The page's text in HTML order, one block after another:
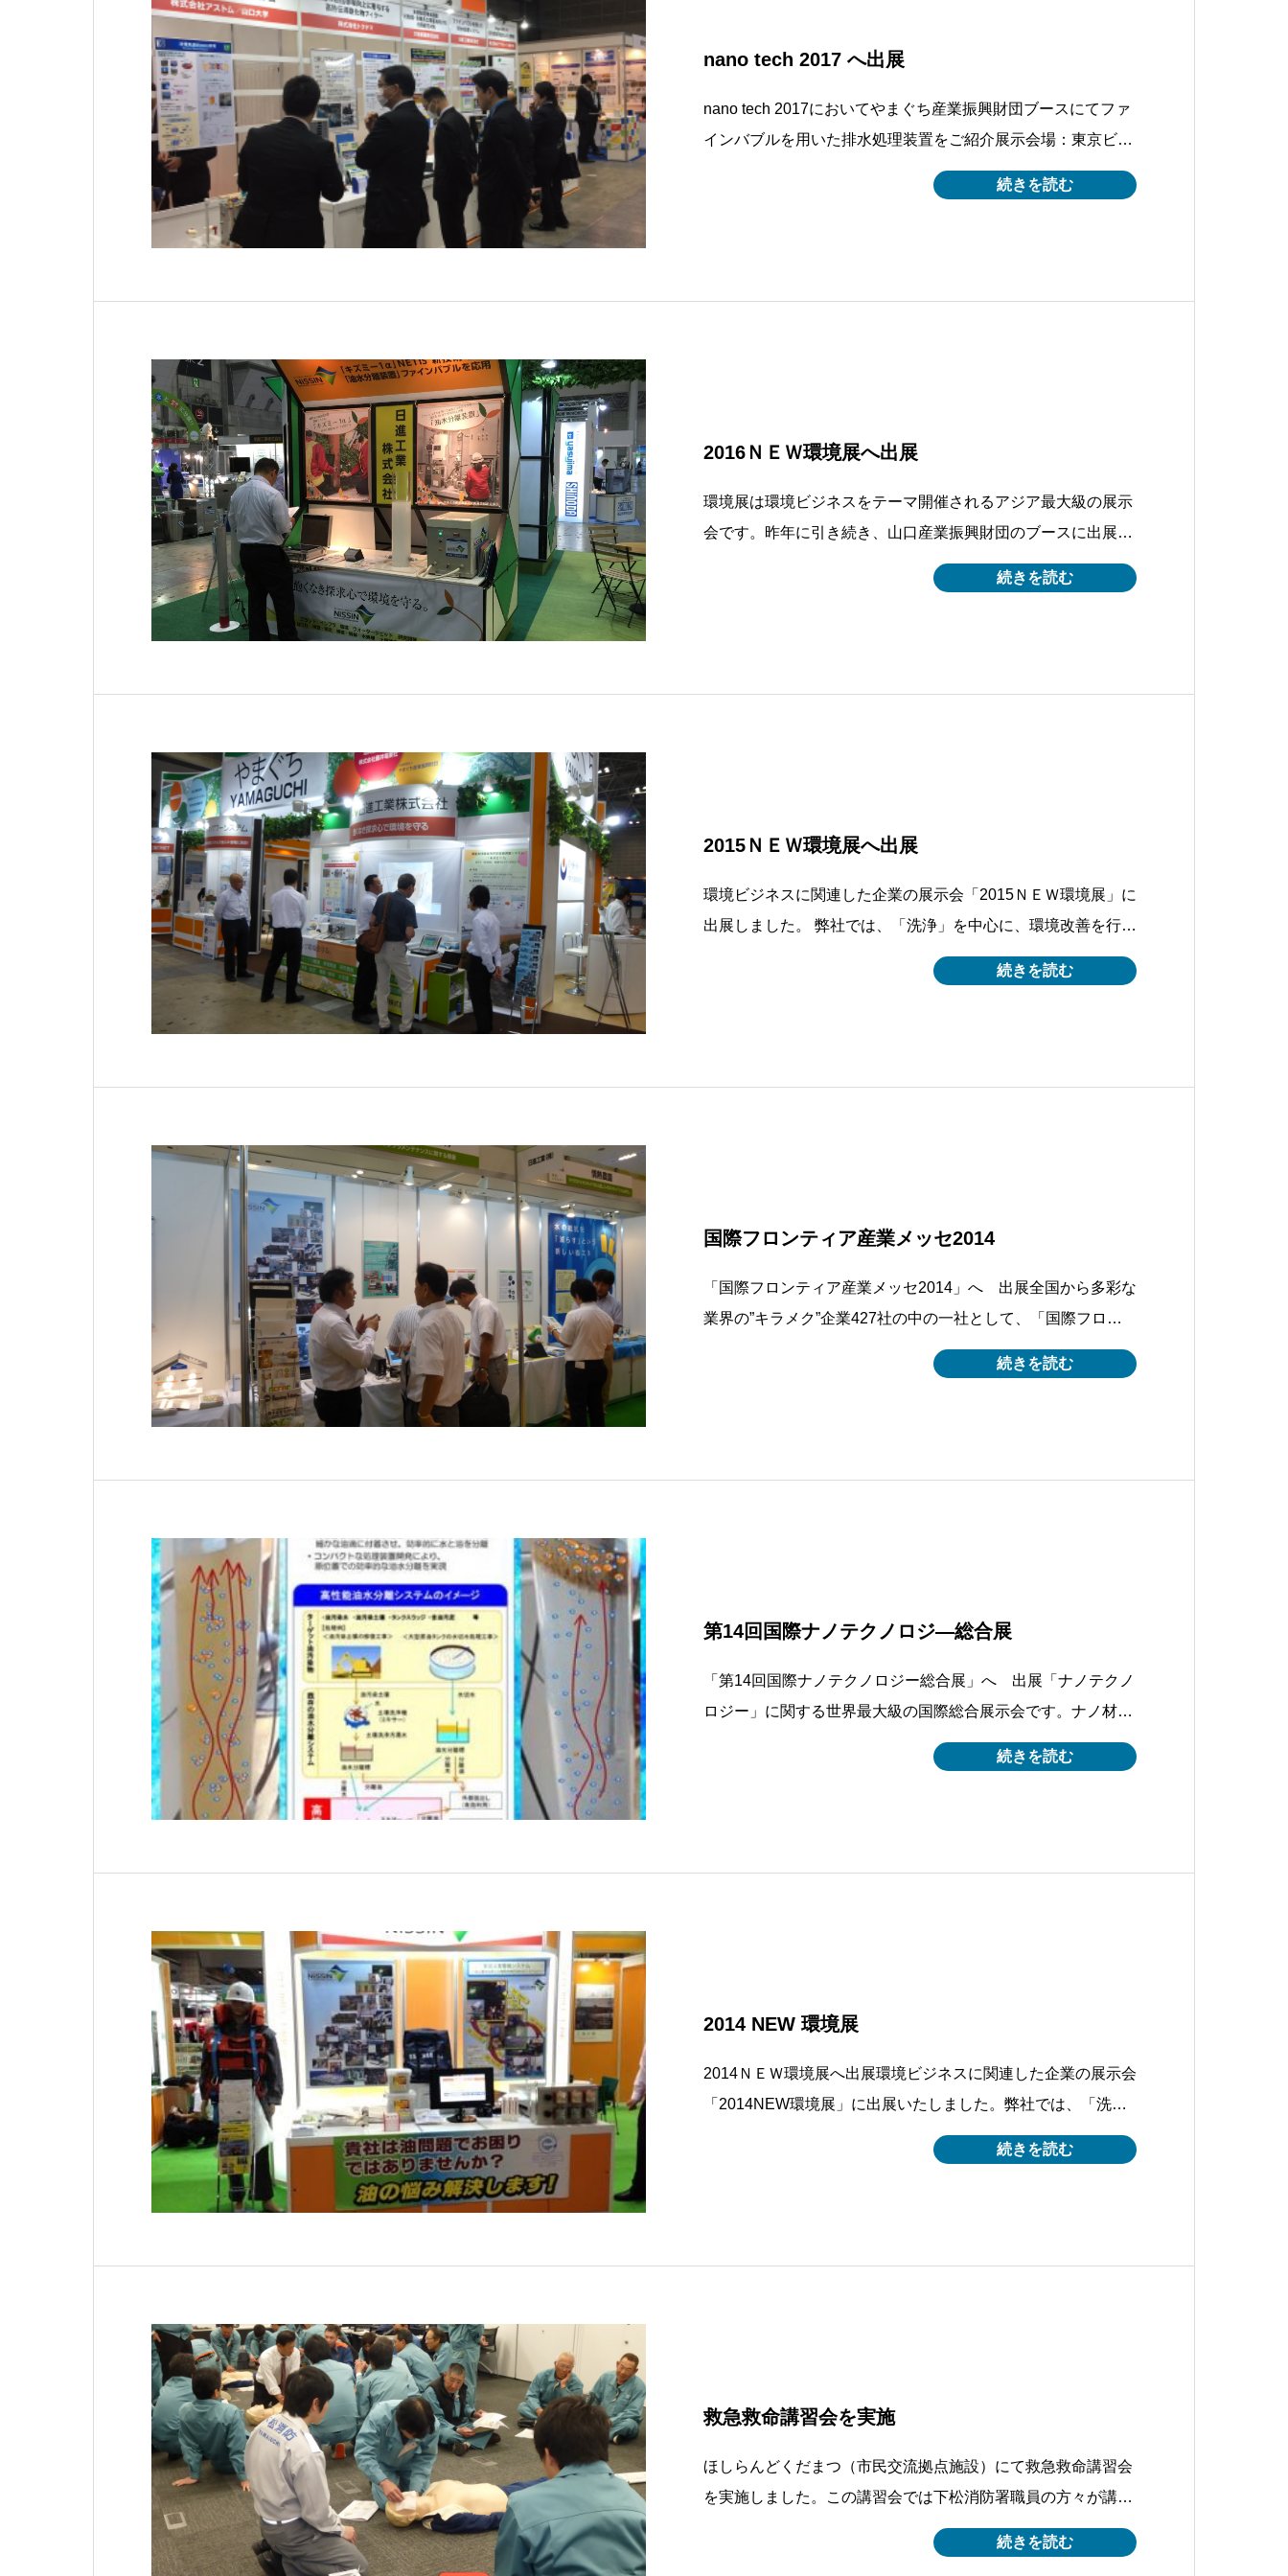
nano tech 2017 へ出展
nano tech 2017においてやまぐち産業振興財団ブースにてファ
インバブルを用いた排水処理装置をご紹介展示会場：東京ビッ
グサイトやまぐち産業振興財団ブース 小間番号６Vー１９開
催日 ：2017年2月15日～17日展示内容：ファインバブルを用
続きを読む
2016ＮＥＷ環境展へ出展
環境展は環境ビジネスをテーマ開催されるアジア最大級の展示
会です。昨年に引き続き、山口産業振興財団のブースに出展さ
せて頂きました。弊社ブースへお立ち寄り頂きました皆様、お
時間を頂きましたこと感謝申し上げます。現地では、詳細に関
続きを読む
2015ＮＥＷ環境展へ出展
環境ビジネスに関連した企業の展示会「2015ＮＥＷ環境展」に
出展しました。 弊社では、「洗浄」を中心に、環境改善を行っ
ています。展示内容 〇「キズミー1」鋼製支柱路面境界部腐食
調査システム 〇 マイクロ・ナノバブルを用いた高効率油水分
続きを読む
国際フロンティア産業メッセ2014
「国際フロンティア産業メッセ2014」へ 出展全国から多彩な
業界の”キラメク”企業427社の中の一社として、「国際フロン
ティア産業メッセ」にて弊社の事業内容の紹介いたしました。
紹介内容○キズミー（標識等設置後の地面付近の腐食検査シス
続きを読む
第14回国際ナノテクノロジ―総合展
「第14回国際ナノテクノロジー総合展」へ 出展「ナノテクノ
ロジー」に関する世界最大級の国際総合展示会です。ナノ材
料・素材等、様々な分野の最新技術・製品が一堂に集結しまし
た。展示発表内容「マイクロ/ナノバブルを用いた高効率油水分
続きを読む
2014 NEW 環境展
2014ＮＥＷ環境展へ出展環境ビジネスに関連した企業の展示会
「2014NEW環境展」に出展いたしました。弊社では、「洗
浄」を中心に、環境改善を行っています。○水・土壌等 環境
の改善○作業環境の改善○資源のリサイクル○産業廃棄物処理会
続きを読む
救急救命講習会を実施
ほしらんどくだまつ（市民交流拠点施設）にて救急救命講習会
を実施しました。この講習会では下松消防署職員の方々が講師
となり、ＡＥＤの使い方をはじめ人工呼吸の方法や心臓マッサ
ージなどイザという時に役立つ知識を身につけることができま
続きを読む